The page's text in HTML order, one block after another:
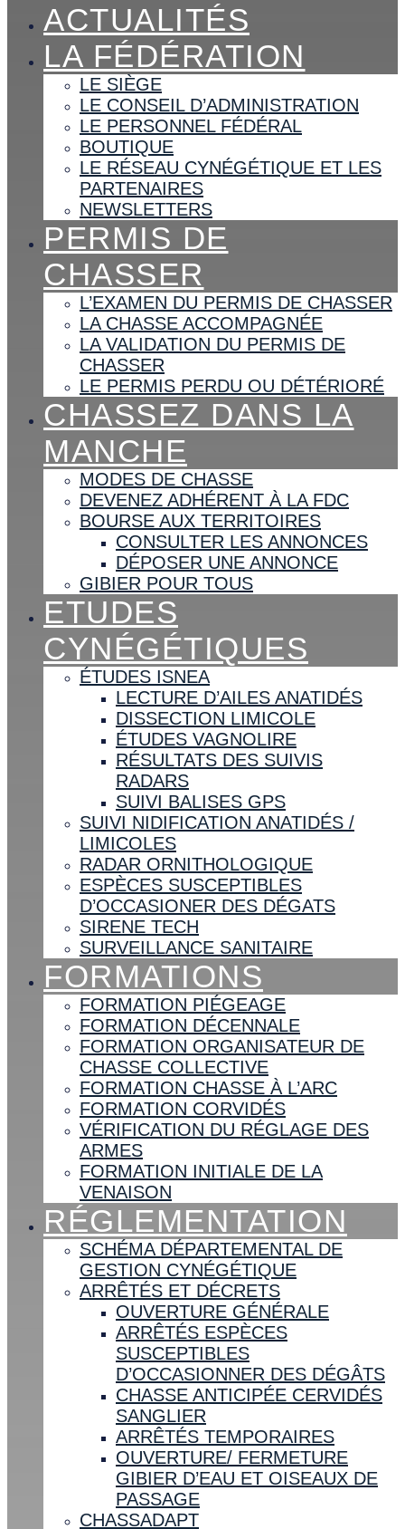
ACTUALITÉS
LA FÉDÉRATION
LE SIÈGE
LE CONSEIL D’ADMINISTRATION
LE PERSONNEL FÉDÉRAL
BOUTIQUE
LE RÉSEAU CYNÉGÉTIQUE ET LES
PARTENAIRES
NEWSLETTERS
PERMIS DE
CHASSER
L’EXAMEN DU PERMIS DE CHASSER
LA CHASSE ACCOMPAGNÉE
LA VALIDATION DU PERMIS DE
CHASSER
LE PERMIS PERDU OU DÉTÉRIORÉ
CHASSEZ DANS LA
MANCHE
MODES DE CHASSE
DEVENEZ ADHÉRENT À LA FDC
BOURSE AUX TERRITOIRES
CONSULTER LES ANNONCES
DÉPOSER UNE ANNONCE
GIBIER POUR TOUS
ETUDES
CYNÉGÉTIQUES
ÉTUDES ISNEA
LECTURE D’AILES ANATIDÉS
DISSECTION LIMICOLE
ÉTUDES VAGNOLIRE
RÉSULTATS DES SUIVIS
RADARS
SUIVI BALISES GPS
SUIVI NIDIFICATION ANATIDÉS /
LIMICOLES
RADAR ORNITHOLOGIQUE
ESPÈCES SUSCEPTIBLES
D’OCCASIONER DES DÉGATS
SIRENE TECH
SURVEILLANCE SANITAIRE
FORMATIONS
FORMATION PIÉGEAGE
FORMATION DÉCENNALE
FORMATION ORGANISATEUR DE
CHASSE COLLECTIVE
FORMATION CHASSE À L’ARC
FORMATION CORVIDÉS
VÉRIFICATION DU RÉGLAGE DES
ARMES
FORMATION INITIALE DE LA
VENAISON
RÉGLEMENTATION
SCHÉMA DÉPARTEMENTAL DE
GESTION CYNÉGÉTIQUE
ARRÊTÉS ET DÉCRETS
OUVERTURE GÉNÉRALE
ARRÊTÉS ESPÈCES
SUSCEPTIBLES
D’OCCASIONNER DES DÉGÂTS
CHASSE ANTICIPÉE CERVIDÉS
SANGLIER
ARRÊTÉS TEMPORAIRES
OUVERTURE/ FERMETURE
GIBIER D’EAU ET OISEAUX DE
PASSAGE
CHASSADAPT